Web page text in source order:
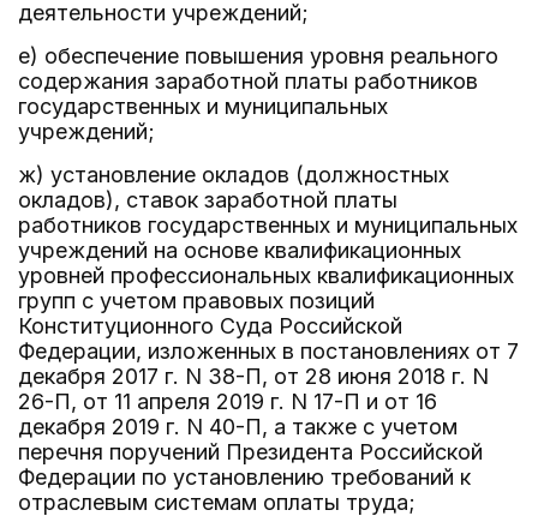
деятельности учреждений;
е) обеспечение повышения уровня реального
содержания заработной платы работников
государственных и муниципальных
учреждений;
ж) установление окладов (должностных
окладов), ставок заработной платы
работников государственных и муниципальных
учреждений на основе квалификационных
уровней профессиональных квалификационных
групп с учетом правовых позиций
Конституционного Суда Российской
Федерации, изложенных в постановлениях от 7
декабря 2017 г. N 38-П, от 28 июня 2018 г. N
26-П, от 11 апреля 2019 г. N 17-П и от 16
декабря 2019 г. N 40-П, а также с учетом
перечня поручений Президента Российской
Федерации по установлению требований к
отраслевым системам оплаты труда;